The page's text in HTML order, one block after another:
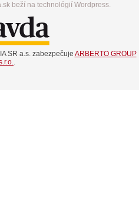
beží na technológií Wordpress.
SR a.s. zabezpečuje ARBERTO GROUP